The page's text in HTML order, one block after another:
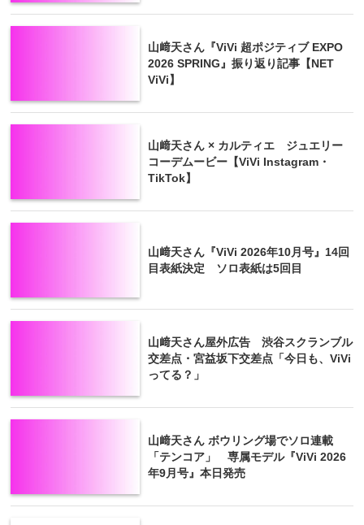
山﨑天さん『ViVi 超ポジティブ EXPO
2026 SPRING』振り返り記事【NET
ViVi】
山﨑天さん × カルティエ ジュエリー
コーデムービー【ViVi Instagram・
TikTok】
山﨑天さん『ViVi 2026年10月号』14回
目表紙決定 ソロ表紙は5回目
山﨑天さん屋外広告 渋谷スクランブル
交差点・宮益坂下交差点「今日も、ViVi
ってる？」
山﨑天さん ボウリング場でソロ連載
「テンコア」 専属モデル『ViVi 2026
年9月号』本日発売